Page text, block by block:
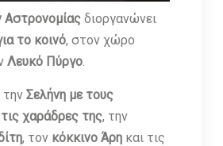
διοργανώνει
το κοινό, στον χώρο
Λευκό Πύργο.
Σελήνη με τους
χαράδρες της, την
, τον κόκκινο Άρηκαι τις